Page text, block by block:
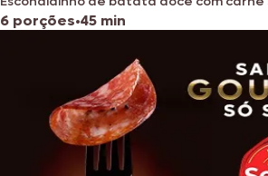
6 porções•45 min